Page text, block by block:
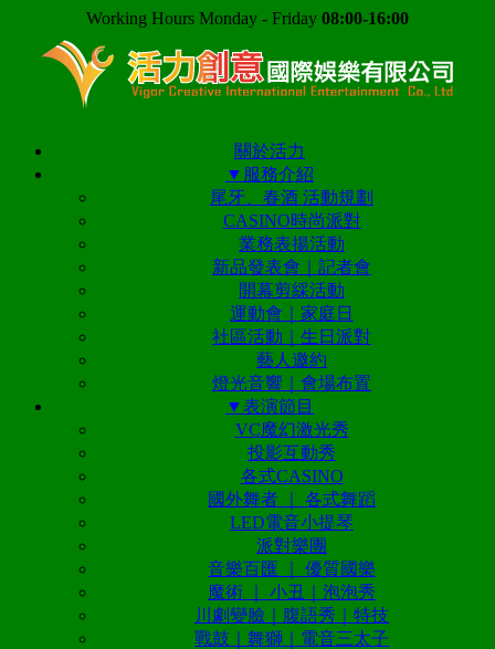
Working Hours Monday - Friday 08:00-16:00
關於活力
▼服務介紹
尾牙、春酒 活動規劃
CASINO時尚派對
業務表揚活動
新品發表會｜記者會
開幕剪綵活動
運動會｜家庭日
社區活動｜生日派對
藝人邀約
燈光音響｜會場布置
▼表演節目
VC魔幻激光秀
投影互動秀
各式CASINO
國外舞者 ｜ 各式舞蹈
LED電音小提琴
派對樂團
音樂百匯 ｜ 優質國樂
魔術 ｜ 小丑｜泡泡秀
川劇變臉｜腹語秀｜特技
戰鼓｜舞獅｜電音三太子